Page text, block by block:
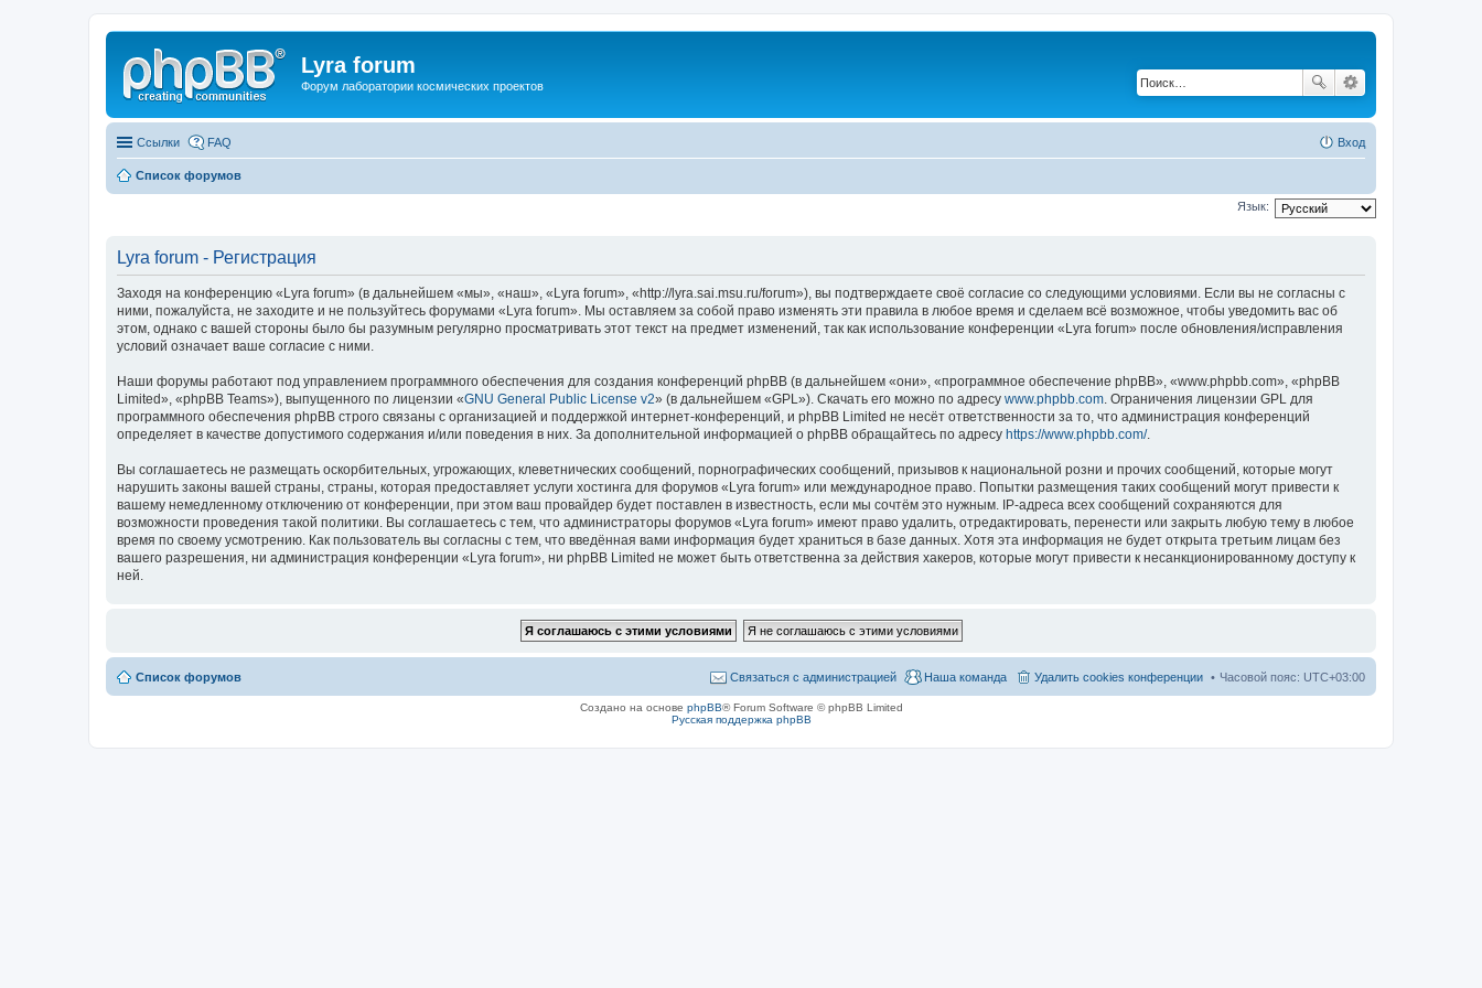
Lyra forum
Форум лаборатории космических проектов
Ссылки FAQ Вход
Список форумов
Язык:
Lyra forum - Регистрация
Заходя на конференцию «Lyra forum» (в дальнейшем «мы», «наш», «Lyra forum», «http://lyra.sai.msu.ru/forum»), вы подтверждаете своё согласие со следующими условиями. Если вы не согласны с
ними, пожалуйста, не заходите и не пользуйтесь форумами «Lyra forum». Мы оставляем за собой право изменять эти правила в любое время и сделаем всё возможное, чтобы уведомить вас об
этом, однако с вашей стороны было бы разумным регулярно просматривать этот текст на предмет изменений, так как использование конференции «Lyra forum» после обновления/исправления
условий означает ваше согласие с ними.
Наши форумы работают под управлением программного обеспечения для создания конференций phpBB (в дальнейшем «они», «программное обеспечение phpBB», «www.phpbb.com», «phpBB
Limited», «phpBB Teams»), выпущенного по лицензии «GNU General Public License v2» (в дальнейшем «GPL»). Скачать его можно по адресу www.phpbb.com. Ограничения лицензии GPL для
программного обеспечения phpBB строго связаны с организацией и поддержкой интернет-конференций, и phpBB Limited не несёт ответственности за то, что администрация конференций
определяет в качестве допустимого содержания и/или поведения в них. За дополнительной информацией о phpBB обращайтесь по адресу https://www.phpbb.com/.
Вы соглашаетесь не размещать оскорбительных, угрожающих, клеветнических сообщений, порнографических сообщений, призывов к национальной розни и прочих сообщений, которые могут
нарушить законы вашей страны, страны, которая предоставляет услуги хостинга для форумов «Lyra forum» или международное право. Попытки размещения таких сообщений могут привести к
вашему немедленному отключению от конференции, при этом ваш провайдер будет поставлен в известность, если мы сочтём это нужным. IP-адреса всех сообщений сохраняются для
возможности проведения такой политики. Вы соглашаетесь с тем, что администраторы форумов «Lyra forum» имеют право удалить, отредактировать, перенести или закрыть любую тему в любое
время по своему усмотрению. Как пользователь вы согласны с тем, что введённая вами информация будет храниться в базе данных. Хотя эта информация не будет открыта третьим лицам без
вашего разрешения, ни администрация конференции «Lyra forum», ни phpBB Limited не может быть ответственна за действия хакеров, которые могут привести к несанкционированному доступу к
ней.
Список форумов Часовой пояс: UTC+03:00
Удалить cookies конференции
Наша команда
Связаться с администрацией
Создано на основе phpBB® Forum Software © phpBB Limited
Русская поддержка phpBB